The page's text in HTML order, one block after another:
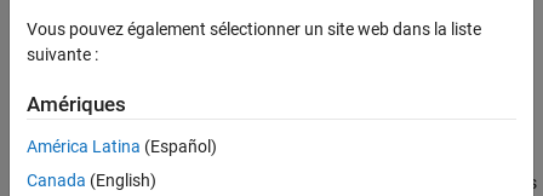
Description
Arguments en entrée
Capacités étendues
Historique des versions
Syntaxe
addObstacle(capsuleListObj,obstacleStruct)
Description
addObstacle(capsuleListObj
plusieurs obstacles à la liste des capsules dynamiques 3D avec les
Vous pouvez également sélectionner un site web dans la liste
suivante :
Amériques
América Latina (Español)
Canada (English)